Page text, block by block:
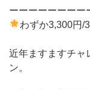
ーーーーーーーー
わずか3,300円
近年ますますチャ
ン。